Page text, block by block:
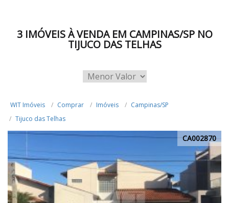
3 IMÓVEIS À VENDA EM CAMPINAS/SP NO
TIJUCO DAS TELHAS
WIT Imóveis Comprar Imóveis
Campinas/SP
Tijuco das Telhas
CA002870